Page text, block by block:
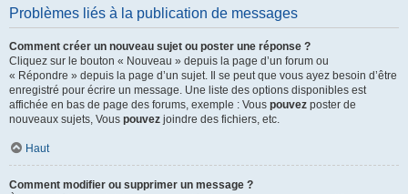
Problèmes liés à la publication de messages
Comment créer un nouveau sujet ou poster une réponse ?
Cliquez sur le bouton « Nouveau » depuis la page d’un forum ou
« Répondre » depuis la page d’un sujet. Il se peut que vous ayez besoin d’être
enregistré pour écrire un message. Une liste des options disponibles est
affichée en bas de page des forums, exemple : Vous pouvez poster de
nouveaux sujets, Vous pouvez joindre des fichiers, etc.
Haut
Comment modifier ou supprimer un message ?